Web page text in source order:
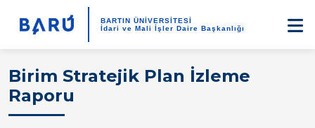
BARTIN ÜNİVERSİTESİ
İdari ve Mali İşler Daire Başkanlığı
Birim Stratejik Plan İzleme
Raporu